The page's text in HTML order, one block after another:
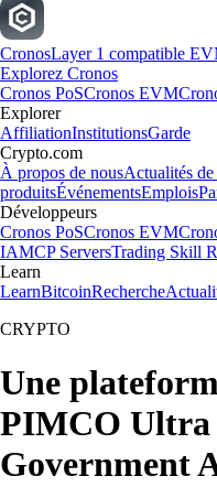
CronosLayer 1 compatible
Explorez Cronos
Cronos PoSCronos EVM
Explorer
AffiliationInstitutionsGarde
Crypto.com
À propos de nousActualités
produitsÉvénementsEmplois
Développeurs
Cronos PoSCronos EVM
IAMCP ServersTrading Skill
Learn
LearnBitcoinRecherche
CRYPTO
Une
PIMCO Ultra
Government